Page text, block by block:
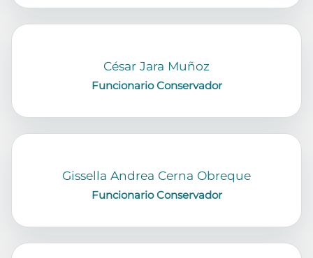
César Jara Muñoz
Funcionario Conservador
Gissella Andrea Cerna Obreque
Funcionario Conservador